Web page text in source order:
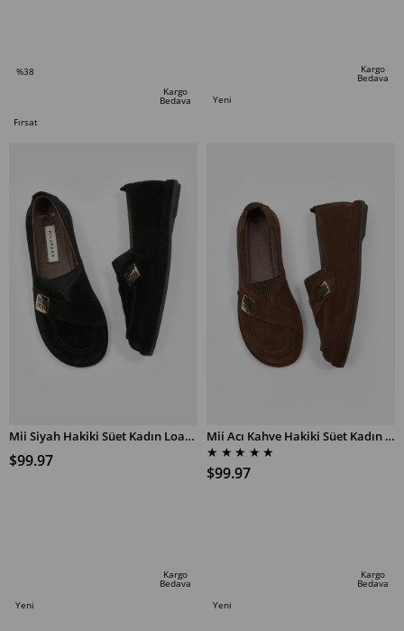
%38
Kargo
Bedava
Fırsat
Kargo
Bedava
Yeni
Mii Siyah Hakiki Süet Kadın Loafer
$99.97
Kargo
Bedava
Yeni
Mii Acı Kahve Hakiki Süet Kadın Loafer
★ ★ ★ ★ ★
$99.97
Kargo
Bedava
Yeni